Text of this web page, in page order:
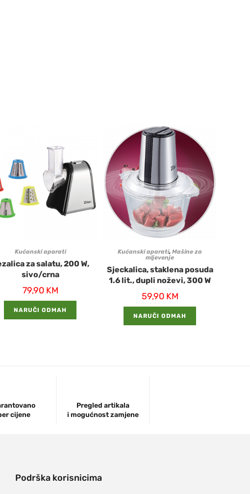
Kućanski aparati
za salatu, 200 W,
sivo/crna
79,90 KM
NARUČI ODMAH
Kućanski aparati, Mašine za
mljevenje
Sjeckalica, staklena posuda
1.6 lit., dupli noževi, 300 W
59,90 KM
NARUČI ODMAH
cijene
Pregled artikala
i mogućnost zamjene
Podrška korisnicima